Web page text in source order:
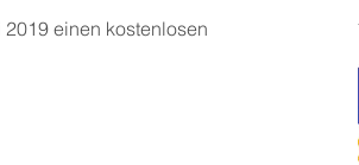
einen kostenlosen